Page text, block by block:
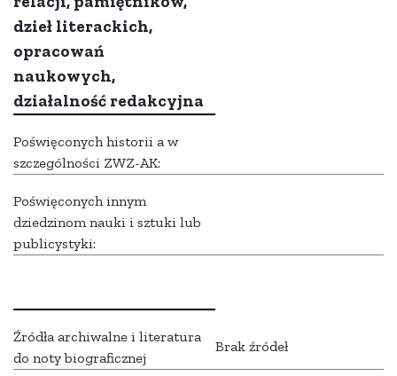
dzieł literackich,
opracowań
naukowych,
działalność redakcyjna
Poświęconych historii a w
szczególności ZWZ-AK:
Poświęconych innym
dziedzinom nauki i sztuki lub
publicystyki:
Źródła archiwalne i literatura
do noty biograficznej
Brak źródeł